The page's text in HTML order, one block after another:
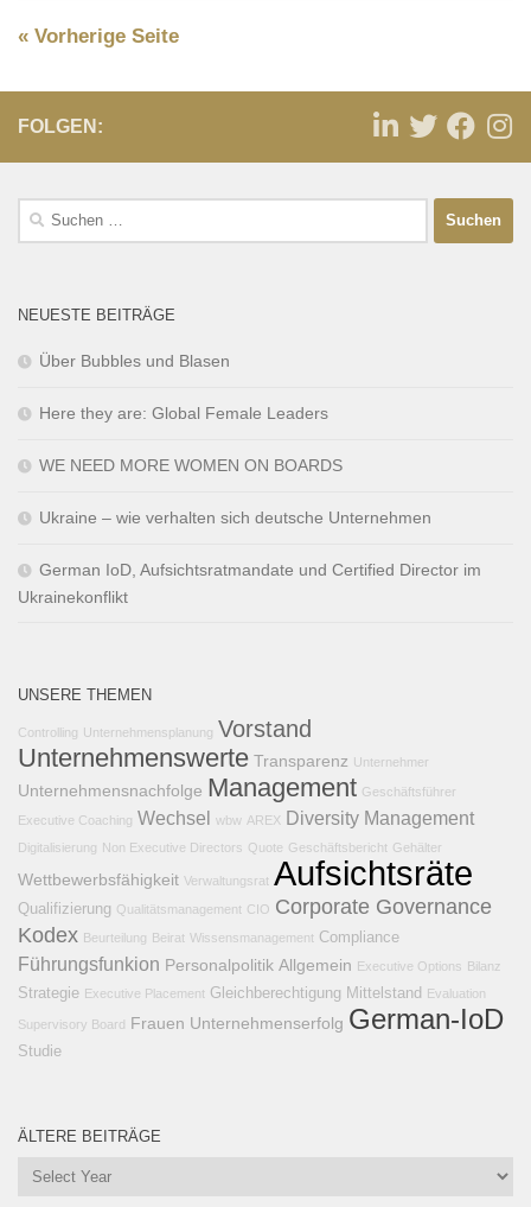
« Vorherige Seite
FOLGEN:
NEUESTE BEITRÄGE
Über Bubbles und Blasen
Here they are: Global Female Leaders
WE NEED MORE WOMEN ON BOARDS
Ukraine – wie verhalten sich deutsche Unternehmen
German IoD, Aufsichtsratmandate und Certified Director im
Ukrainekonflikt
UNSERE THEMEN
Controlling Unternehmensplanung Vorstand
Unternehmenswerte Transparenz Unternehmer
Unternehmensnachfolge Management Geschäftsführer
Executive Coaching Wechsel wbw AREX Diversity Management
Digitalisierung Non Executive Directors Quote Geschäftsbericht Gehälter
Wettbewerbsfähigkeit Verwaltungsrat Aufsichtsräte
Qualifizierung Qualitätsmanagement CIO Corporate Governance
Kodex Beurteilung Beirat Wissensmanagement Compliance
Führungsfunkion Personalpolitik Allgemein Executive Options Bilanz
Strategie Executive Placement Gleichberechtigung Mittelstand Evaluation
Supervisory Board Frauen Unternehmenserfolg German-IoD
Studie
ÄLTERE BEITRÄGE